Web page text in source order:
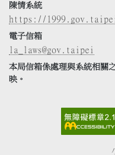
陳情系統
https://
電子信箱
la_laws@gov.taipei
本局信箱係處理與系統相關
映。